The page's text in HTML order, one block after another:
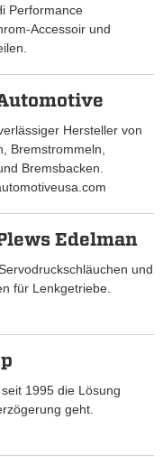
Performance
Accessoir und
Hersteller von
Bremstrommeln,
Bremsbacken.
Edelman
und
für Lenkgetriebe.
seit 1995 die Lösung
geht.